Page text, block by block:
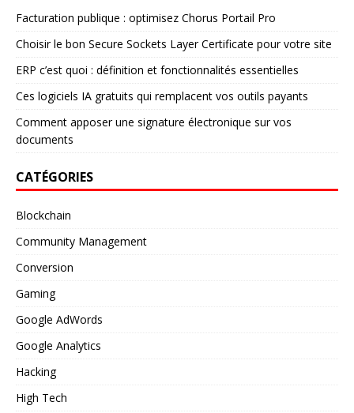
Facturation publique : optimisez Chorus Portail Pro
Choisir le bon Secure Sockets Layer Certificate pour votre site
ERP c’est quoi : définition et fonctionnalités essentielles
Ces logiciels IA gratuits qui remplacent vos outils payants
Comment apposer une signature électronique sur vos
documents
CATÉGORIES
Blockchain
Community Management
Conversion
Gaming
Google AdWords
Google Analytics
Hacking
High Tech